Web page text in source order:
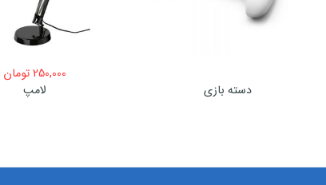
250,000 تومان
لامپ
دسته بازی